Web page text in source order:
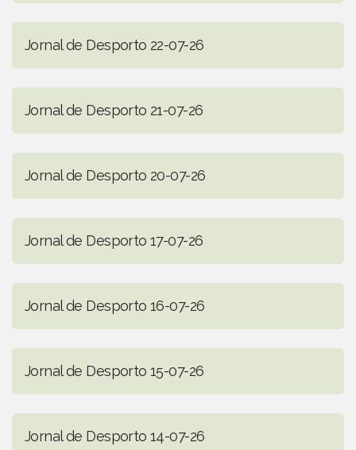
Jornal de Desporto 22-07-26
Jornal de Desporto 21-07-26
Jornal de Desporto 20-07-26
Jornal de Desporto 17-07-26
Jornal de Desporto 16-07-26
Jornal de Desporto 15-07-26
Jornal de Desporto 14-07-26